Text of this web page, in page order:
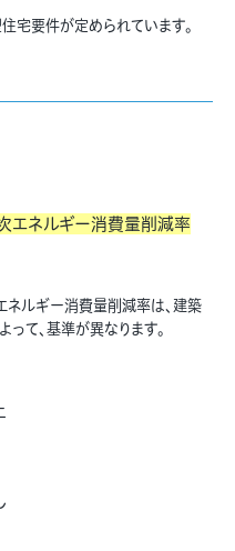
宅要件が定められています。
エネルギー消費量削減率
ネルギー消費量削減率は、建築
て、基準が異なります。